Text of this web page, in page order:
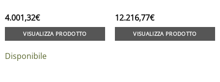
4.001,32€
VISUALIZZA PRODOTTO
Disponibile
12.216,77€
VISUALIZZA PRODOTTO